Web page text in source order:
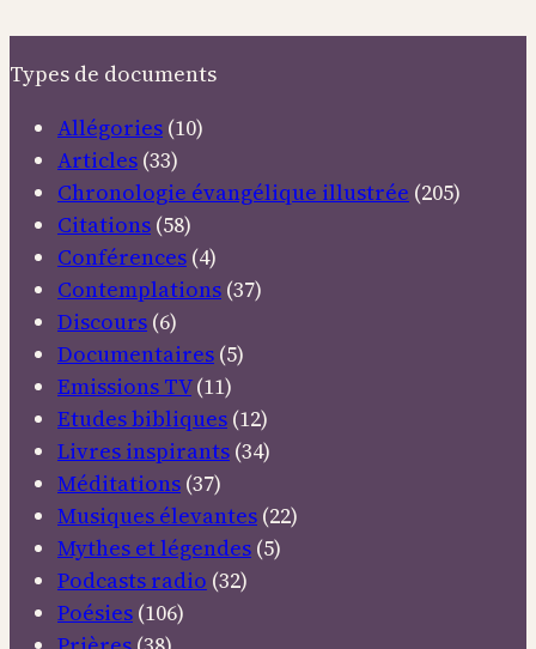
Types de documents
Allégories (10)
Articles (33)
Chronologie évangélique illustrée (205)
Citations (58)
Conférences (4)
Contemplations (37)
Discours (6)
Documentaires (5)
Emissions TV(11)
Etudes bibliques (12)
Livres inspirants (34)
Méditations (37)
Musiques élevantes (22)
Mythes et légendes (5)
Podcasts radio (32)
Poésies (106)